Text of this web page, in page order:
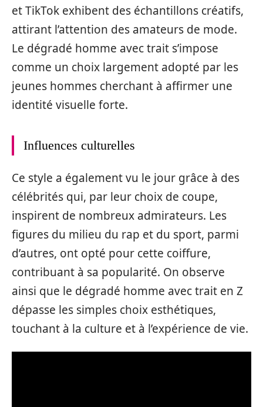
et TikTok exhibent des échantillons créatifs,
attirant l’attention des amateurs de mode.
Le dégradé homme avec trait s’impose
comme un choix largement adopté par les
jeunes hommes cherchant à affirmer une
identité visuelle forte.
Influences culturelles
Ce style a également vu le jour grâce à des
célébrités qui, par leur choix de coupe,
inspirent de nombreux admirateurs. Les
figures du milieu du rap et du sport, parmi
d’autres, ont opté pour cette coiffure,
contribuant à sa popularité. On observe
ainsi que le dégradé homme avec trait en Z
dépasse les simples choix esthétiques,
touchant à la culture et à l’expérience de vie.